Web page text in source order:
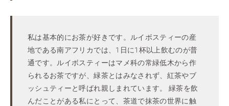
私は基本的にお茶が好きです。ルイボスティーの産
地である南アフリカでは、1日に1杯以上飲むのが普
通です。ルイボスティーはマメ科の常緑低木から作
られるお茶ですが、緑茶とはみなされず、紅茶やブ
ッシュティーと呼ばれ親しまれています。 緑茶を飲
んだことがある私にとって、茶道で抹茶の世界に触